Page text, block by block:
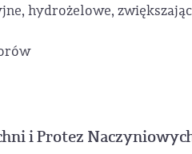
hydrożelowe,
i Protez